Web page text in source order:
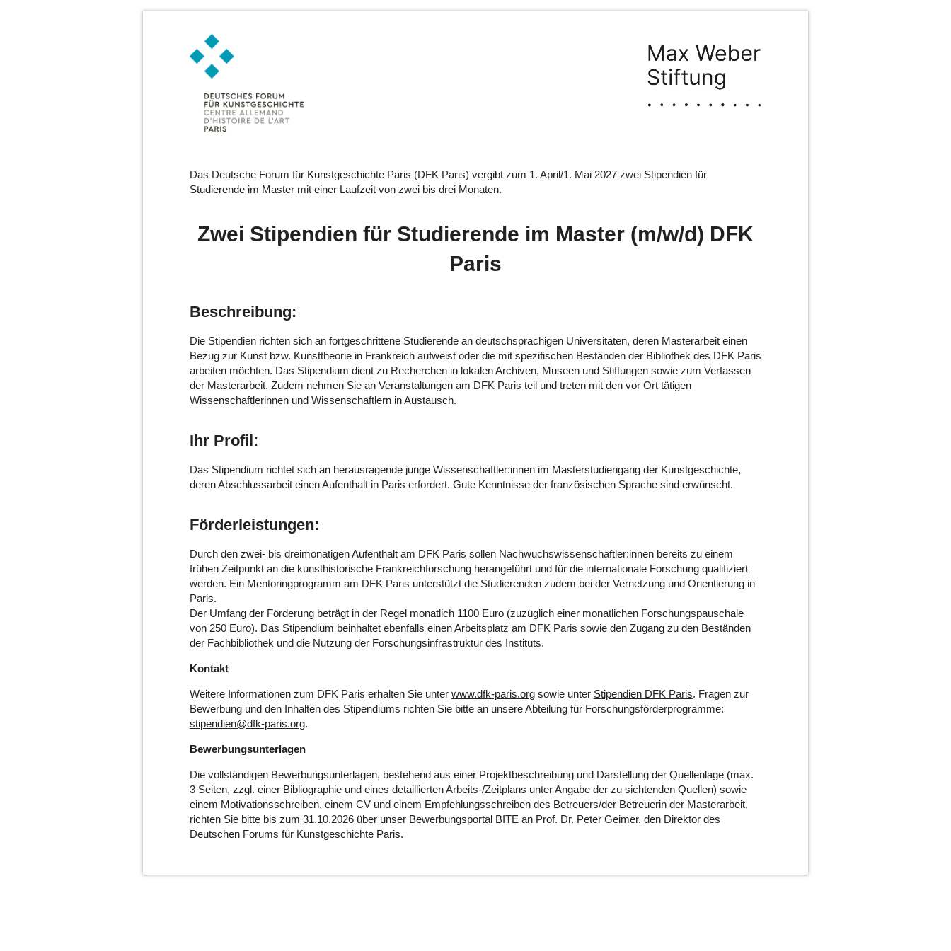
Das Deutsche Forum für Kunstgeschichte Paris (DFK Paris) vergibt zum 1. April/1. Mai 2027 zwei Stipendien für
Studierende im Master mit einer Laufzeit von zwei bis drei Monaten.
Zwei Stipendien für Studierende im Master (m/w/d) DFK
Paris
Beschreibung:
Die Stipendien richten sich an fortgeschrittene Studierende an deutschsprachigen Universitäten, deren Masterarbeit einen
Bezug zur Kunst bzw. Kunsttheorie in Frankreich aufweist oder die mit spezifischen Beständen der Bibliothek des DFK Paris
arbeiten möchten. Das Stipendium dient zu Recherchen in lokalen Archiven, Museen und Stiftungen sowie zum Verfassen
der Masterarbeit. Zudem nehmen Sie an Veranstaltungen am DFK Paris teil und treten mit den vor Ort tätigen
Wissenschaftlerinnen und Wissenschaftlern in Austausch.
Ihr Profil:
Das Stipendium richtet sich an herausragende junge Wissenschaftler:innen im Masterstudiengang der Kunstgeschichte,
deren Abschlussarbeit einen Aufenthalt in Paris erfordert. Gute Kenntnisse der französischen Sprache sind erwünscht.
Förderleistungen:
Durch den zwei- bis dreimonatigen Aufenthalt am DFK Paris sollen Nachwuchswissenschaftler:innen bereits zu einem
frühen Zeitpunkt an die kunsthistorische Frankreichforschung herangeführt und für die internationale Forschung qualifiziert
werden. Ein Mentoringprogramm am DFK Paris unterstützt die Studierenden zudem bei der Vernetzung und Orientierung in
Paris.
Der Umfang der Förderung beträgt in der Regel monatlich 1100 Euro (zuzüglich einer monatlichen Forschungspauschale
von 250 Euro). Das Stipendium beinhaltet ebenfalls einen Arbeitsplatz am DFK Paris sowie den Zugang zu den Beständen
der Fachbibliothek und die Nutzung der Forschungsinfrastruktur des Instituts.
Kontakt
Weitere Informationen zum DFK Paris erhalten Sie unter www.dfk-paris.orgsowie unter Stipendien DFK Paris. Fragen zur
Bewerbung und den Inhalten des Stipendiums richten Sie bitte an unsere Abteilung für Forschungsförderprogramme:
stipendien@dfk-paris.org.
Bewerbungsunterlagen
Die vollständigen Bewerbungsunterlagen, bestehend aus einer Projektbeschreibung und Darstellung der Quellenlage (max.
3 Seiten, zzgl. einer Bibliographie und eines detaillierten Arbeits-/Zeitplans unter Angabe der zu sichtenden Quellen) sowie
einem Motivationsschreiben, einem CV und einem Empfehlungsschreiben des Betreuers/der Betreuerin der Masterarbeit,
richten Sie bitte bis zum 31.10.2026 über unser Bewerbungsportal BITE an Prof. Dr. Peter Geimer, den Direktor des
Deutschen Forums für Kunstgeschichte Paris.